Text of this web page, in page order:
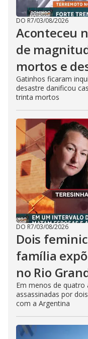
DO R7/03/08/2026
Aconteceu
de
mortos e
Gatinhos ficaram
desastre danificou
trinta mortos
DO R7/03/08/2026
Dois
família
no Rio
Em menos de
assassinadas por
com a Argentina